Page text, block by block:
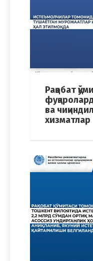
Рақобат
ва
хизматлар